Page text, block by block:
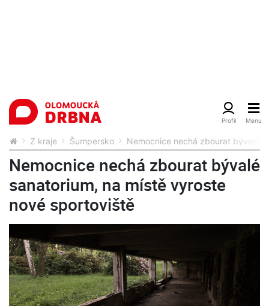
Z kraje Šumpersko Nemocnice nechá zbourat bývalé
Nemocnice nechá zbourat bývalé
sanatorium, na místě vyroste
nové sportoviště